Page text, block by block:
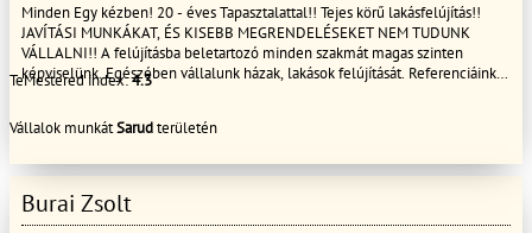
Minden Egy kézben! 20 - éves Tapasztalattal!! Tejes körű lakásfelújítás!!
JAVÍTÁSI MUNKÁKAT, ÉS KISEBB MEGRENDELÉSEKET NEM TUDUNK
VÁLLALNI!! A felújításba beletartozó minden szakmát magas szinten
képviselünk. Egészében vállalunk házak, lakások felújítását. Referenciáink
év garanciával vállaljuk. Hívjon bizalommal!! A hét minden napján még
TeMestered index:4.3
Vállalok munkátSarudterületén
Burai Zsolt